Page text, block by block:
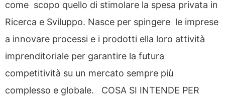
come scopo quello di stimolare la spesa privata in
Ricerca e Sviluppo. Nasce per spingere le imprese
a innovare processi e i prodotti ella loro attività
imprenditoriale per garantire la futura
competitività su un mercato sempre più
complesso e globale. COSA SI INTENDE PER